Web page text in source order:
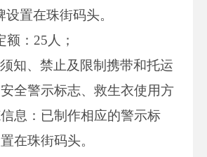
设置在珠街码头。
额：25人；
知、禁止及限制携带和托运
全警示标志、救生衣使用方
息：已制作相应的警示标
在珠街码头。